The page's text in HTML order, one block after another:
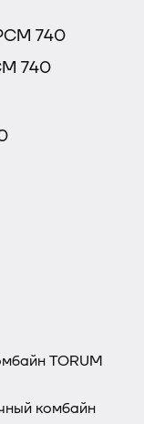
740
TORUM
комбайн